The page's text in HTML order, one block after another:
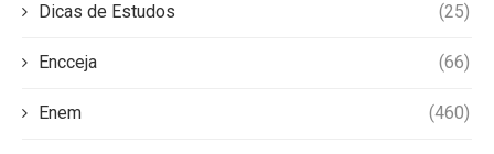
Dicas de Estudos (25)
Encceja (66)
Enem (460)